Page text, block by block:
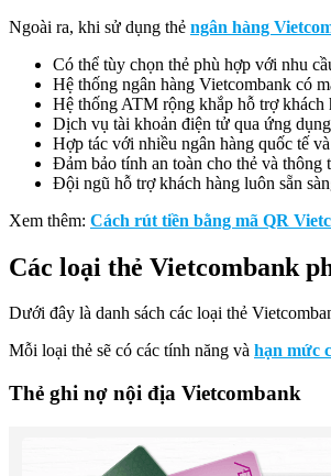
Ngoài ra, khi sử dụng thẻ ngân hàng
Có thể tùy chọn thẻ phù hợp với nhu
Hệ thống ngân hàng Vietcombank có
Hệ thống ATM rộng khắp hỗ trợ khách
Dịch vụ tài khoản điện tử qua ứng
Hợp tác với nhiều ngân hàng quốc tế
Đảm bảo tính an toàn cho thẻ và thông
Đội ngũ hỗ trợ khách hàng luôn sẵn
Xem thêm: Cách rút tiền bằng mã QR
Các loại thẻ Vietcombank
Dưới đây là danh sách các loại thẻ
Mỗi loại thẻ sẽ có các tính năng và hạn mức
Thẻ ghi nợ nội địa Vietcombank